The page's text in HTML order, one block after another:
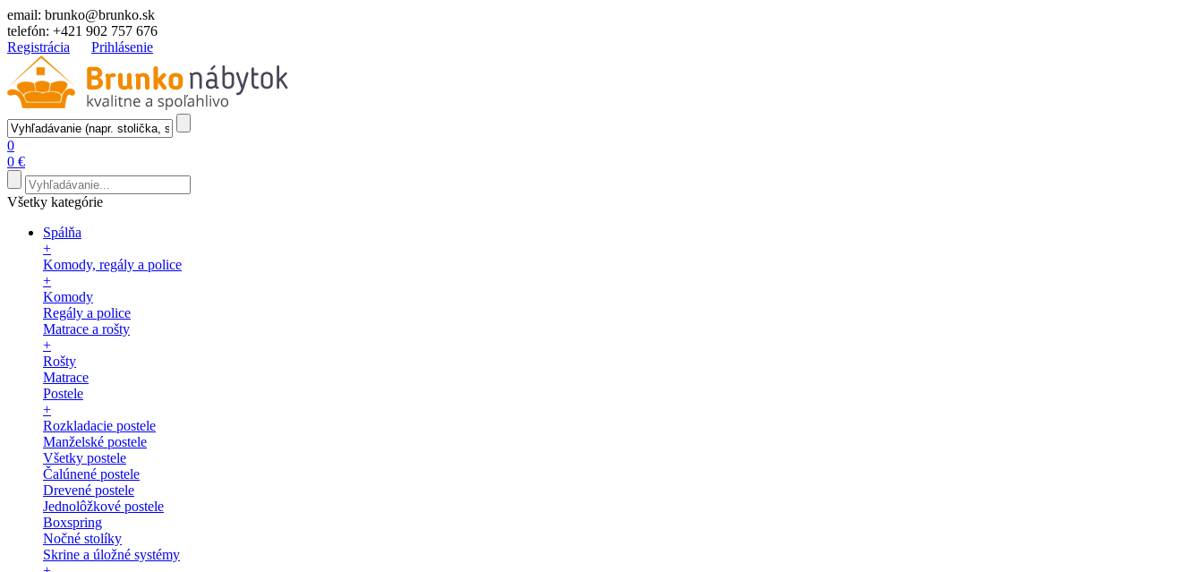
email: brunko@brunko.sk
telefón: +421 902 757 676
Registrácia
Prihlásenie
0
0 €
Všetky kategórie
Spálňa
+
Komody, regály a police
+
Komody
Regály a police
Matrace a rošty
+
Rošty
Matrace
Postele
+
Rozkladacie postele
Manželské postele
Všetky postele
Čalúnené postele
Drevené postele
Jednolôžkové postele
Boxspring
Nočné stolíky
Skrine a úložné systémy